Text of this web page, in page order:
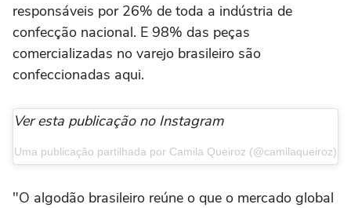
responsáveis por 26% de toda a indústria de
confecção nacional. E 98% das peças
comercializadas no varejo brasileiro são
confeccionadas aqui.
Ver esta publicação no Instagram
Uma publicação partilhada por Camila Queiroz (@camilaqueiroz)
"O algodão brasileiro reúne o que o mercado global